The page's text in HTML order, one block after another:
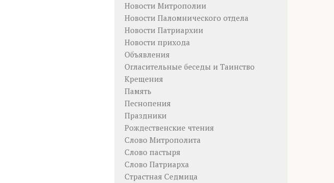
Новости Митрополии
Новости Паломнического отдела
Новости Патриархии
Новости прихода
Объявления
Огласительные беседы и Таинство
Крещения
Память
Песнопения
Праздники
Рождественские чтения
Слово Митрополита
Слово пастыря
Слово Патриарха
Страстная Седмица